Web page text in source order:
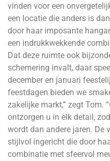
vinden voor een
een locatie die anders is
door haar imposante
een indrukkwekkende
Dat deze ruimte ook
schemering invalt, daar
december en januari
feestdagen bieden we
zakelijke markt,” zegt Tom.
ontzorgen u in elk detail,
wordt dan andere jaren. De
stijlvol ingericht die door
combinatie met sfeervol